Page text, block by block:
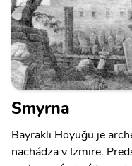
Smyrna
Bayraklı Höyüğü je
nachádza v Izmire.